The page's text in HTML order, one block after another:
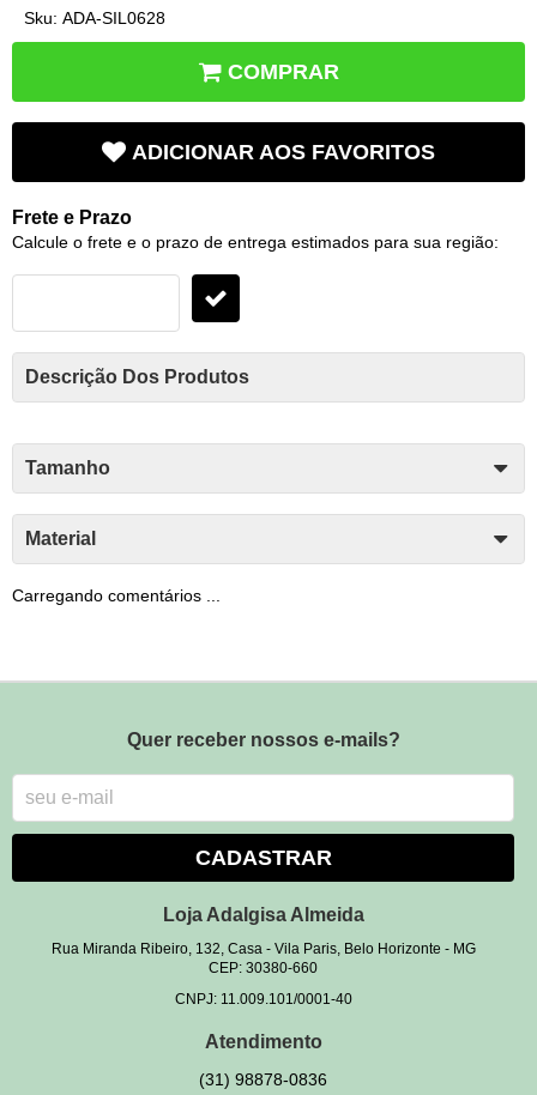
Sku: ADA-SIL0628
COMPRAR
ADICIONAR AOS FAVORITOS
Frete e Prazo
Calcule o frete e o prazo de entrega estimados para sua região:
Descrição Dos Produtos
Tamanho
Material
Carregando comentários ...
Quer receber nossos e-mails?
CADASTRAR
Loja Adalgisa Almeida
Rua Miranda Ribeiro, 132, Casa- Vila Paris, Belo Horizonte - MG
CEP: 30380-660
CNPJ: 11.009.101/0001-40
Atendimento
(31) 98878-0836